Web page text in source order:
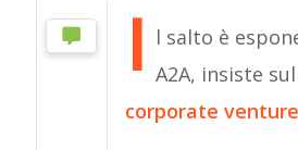
I l salto è
A2A, insiste
corporate